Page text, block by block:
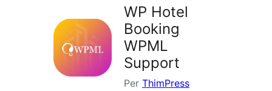
WP Hotel
Booking
WPML
Support
Per ThimPress